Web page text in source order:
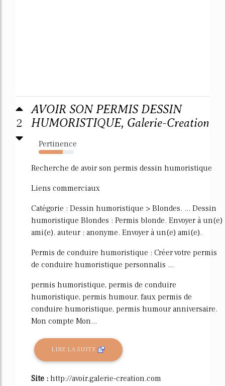
2
AVOIR SON PERMIS DESSIN
HUMORISTIQUE, Galerie-Creation
Pertinence
68%
Recherche de avoir son permis dessin humoristique
Liens commerciaux
Catégorie : Dessin humoristique > Blondes. ... Dessin
humoristique Blondes : Permis blonde. Envoyer à un(e)
ami(e). auteur : anonyme. Envoyer à un(e) ami(e).
Permis de conduire humoristique : Créer votre permis
de conduire humoristique personnalis ...
permis humoristique, permis de conduire
humoristique, permis humour, faux permis de
conduire humoristique, permis humour anniversaire.
Mon compte Mon...
LIRE LA SUITE
Site : http://avoir.galerie-creation.com